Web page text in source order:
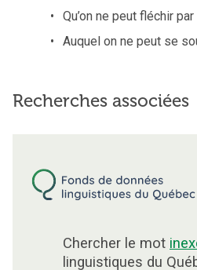
Qu’on ne peut fléchir
Auquel on ne peut se
Recherches associées
Chercher le mot
linguistiques du